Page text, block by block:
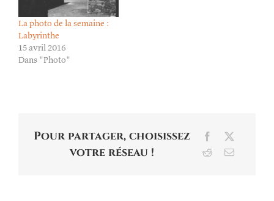
La photo de la semaine :
Labyrinthe
15 avril 2016
Dans "Photo"
Pour partager, choisissez
votre réseau !
Facebook
RedditEmail